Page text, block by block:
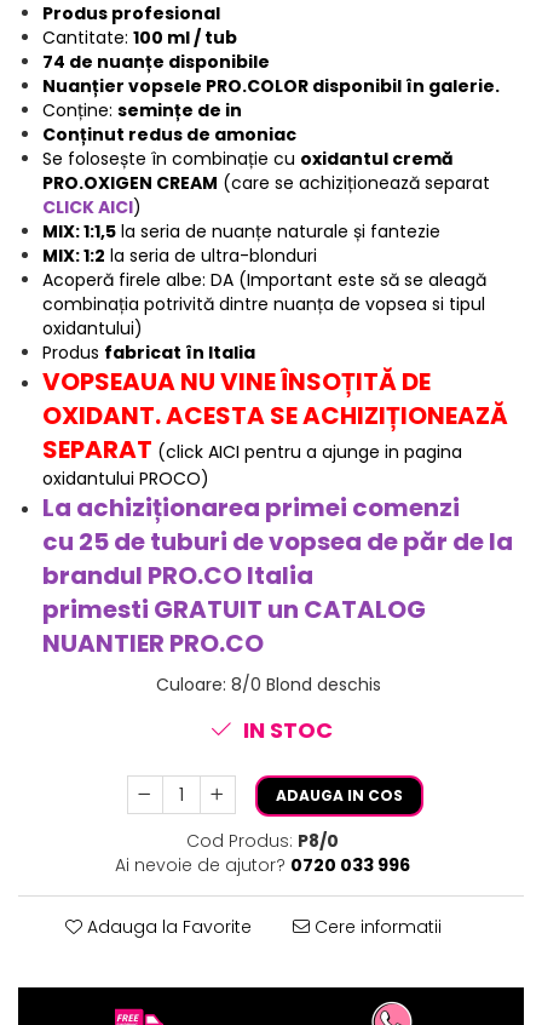
Produs profesional
Cantitate: 100 ml / tub
74 de nuanțe disponibile
Nuanțier vopsele PRO.COLOR disponibil în galerie.
Conține: semințe de in
Conținut redus de amoniac
Se folosește în combinație cu oxidantul cremă
PRO.OXIGEN CREAM (care se achiziționează separat
CLICK AICI)
MIX: 1:1,5 la seria de nuanțe naturale și fantezie
MIX: 1:2 la seria de ultra-blonduri
Acoperă firele albe: DA (Important este să se aleagă
combinația potrivită dintre nuanța de vopsea si tipul
oxidantului)
Produs fabricat în Italia
VOPSEAUA NU VINE ÎNSOȚITĂ DE
OXIDANT. ACESTA SE ACHIZIȚIONEAZĂ
SEPARAT (click AICI pentru a ajunge in pagina
oxidantului PROCO)
La achiziționarea primei comenzi
cu 25 de tuburi de vopsea de păr de la
brandul PRO.CO Italia
primesti GRATUIT un CATALOG
NUANTIER PRO.CO
Culoare: 8/0 Blond deschis
IN STOC
ADAUGA IN COS
Cod Produs: P8/0
Ai nevoie de ajutor? 0720 033 996
Adauga la Favorite Cere informatii